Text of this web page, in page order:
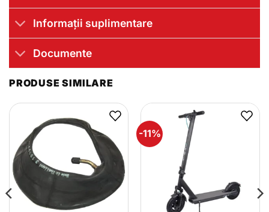
Informații suplimentare
Documente
PRODUSE SIMILARE
-11%